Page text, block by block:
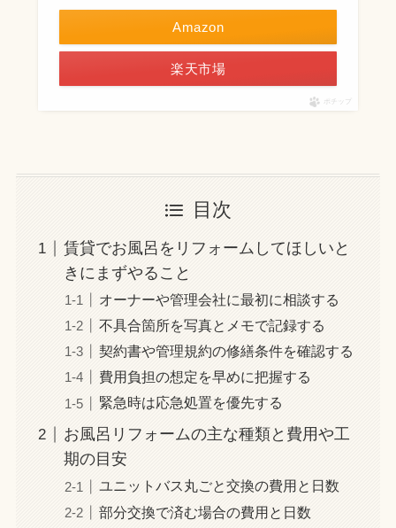
Amazon
楽天市場
ポチップ
目次
賃貸でお風呂をリフォームしてほしいと
きにまずやること
オーナーや管理会社に最初に相談する
不具合箇所を写真とメモで記録する
契約書や管理規約の修繕条件を確認する
費用負担の想定を早めに把握する
緊急時は応急処置を優先する
お風呂リフォームの主な種類と費用や工
期の目安
ユニットバス丸ごと交換の費用と日数
部分交換で済む場合の費用と日数